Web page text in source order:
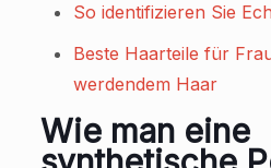
So identifizieren Sie
Beste Haarteile für
werdendem Haar
Wie man eine